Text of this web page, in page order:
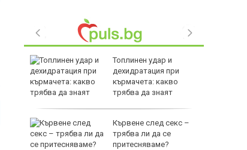
Топлинен удар и
дехидратация при
кърмачета: какво
трябва да знаят
Кървене след секс –
трябва ли да се
притесняваме?